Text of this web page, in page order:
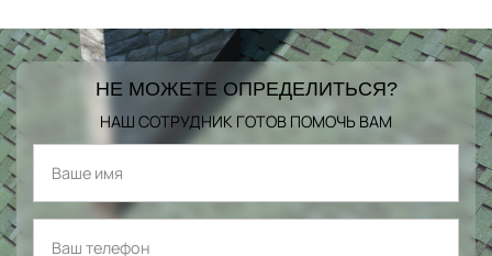
НЕ МОЖЕТЕ ОПРЕДЕЛИТЬСЯ?
НАШ СОТРУДНИК ГОТОВ ПОМОЧЬ ВАМ